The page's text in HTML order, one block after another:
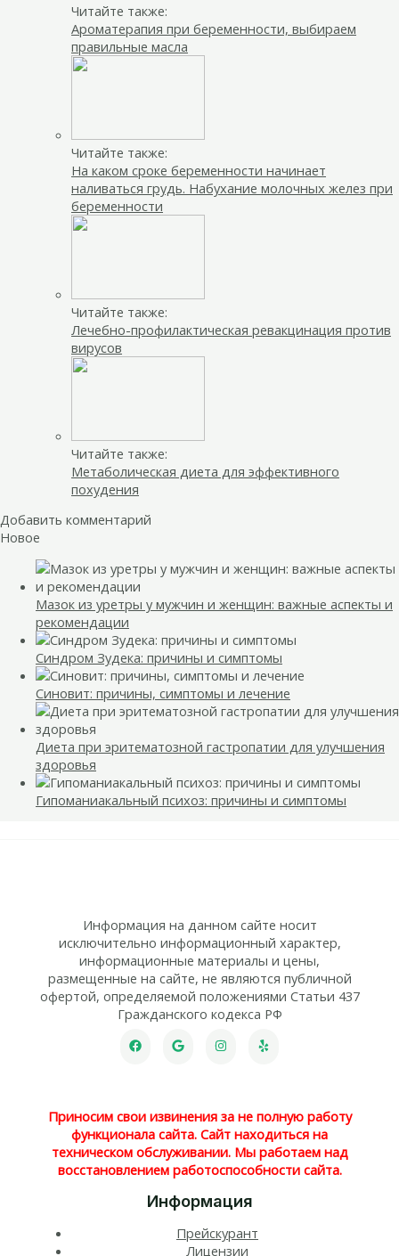
Читайте также:
Ароматерапия при беременности, выбираем
правильные масла
Читайте также:
На каком сроке беременности начинает
наливаться грудь. Набухание молочных желез при
беременности
Читайте также:
Лечебно-профилактическая ревакцинация против
вирусов
Читайте также:
Метаболическая диета для эффективного
похудения
Добавить комментарий
Новое
Мазок из уретры у мужчин и женщин: важные аспекты и
рекомендации
Синдром Зудека: причины и симптомы
Синовит: причины, симптомы и лечение
Диета при эритематозной гастропатии для улучшения
здоровья
Гипоманиакальный психоз: причины и симптомы
Информация на данном сайте носит
исключительно информационный характер,
информационные материалы и цены,
размещенные на сайте, не являются публичной
офертой, определяемой положениями Статьи 437
Гражданского кодекса РФ
Приносим свои извинения за не полную работу
функционала сайта. Сайт находиться на
техническом обслуживании. Мы работаем над
восстановлением работоспособности сайта.
Информация
Прейскурант
Лицензии